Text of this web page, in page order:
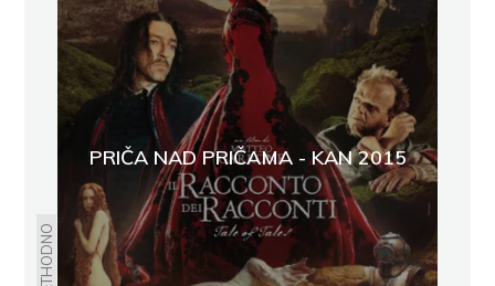
PRETHODNO
PRIČA NAD PRIČAMA - KAN 2015